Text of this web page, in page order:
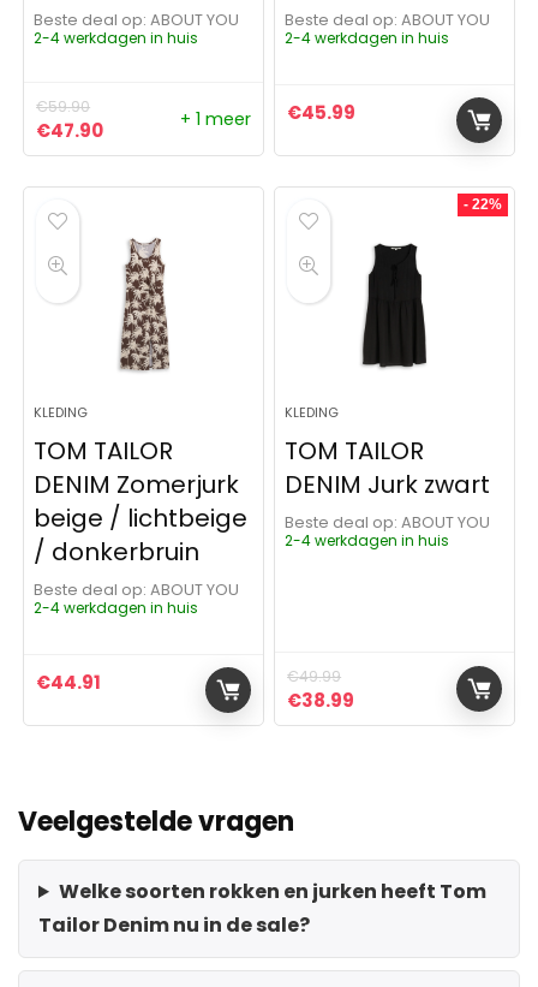
Beste deal op:
ABOUT YOU
2-4 werkdagen in huis
€59.90
Oorspronkelijke prijs was: €59.90.
€47.90Huidige prijs is: €47.90.
+ 1 meer
Beste deal op:
ABOUT YOU
2-4 werkdagen in huis
€45.99
KLEDING
TOM TAILOR
DENIM Zomerjurk
beige / lichtbeige
/ donkerbruin
Beste deal op:
ABOUT YOU
2-4 werkdagen in huis
€44.91
- 22%
KLEDING
TOM TAILOR
DENIM Jurk zwart
Beste deal op:
ABOUT YOU
2-4 werkdagen in huis
€49.99
Oorspronkelijke prijs
€38.99 Huidige prijs is:
Veelgestelde vragen
Welke soorten rokken en jurken heeft Tom
Tailor Denim nu in de sale?